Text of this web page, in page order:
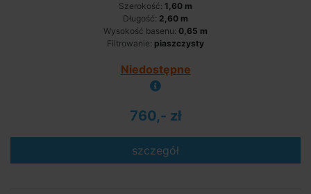
Szerokość: 1,60 m
Długość: 2,60 m
Wysokość basenu: 0,65 m
Filtrowanie: piaszczysty
Niedostępne
760,- zł
szczegół